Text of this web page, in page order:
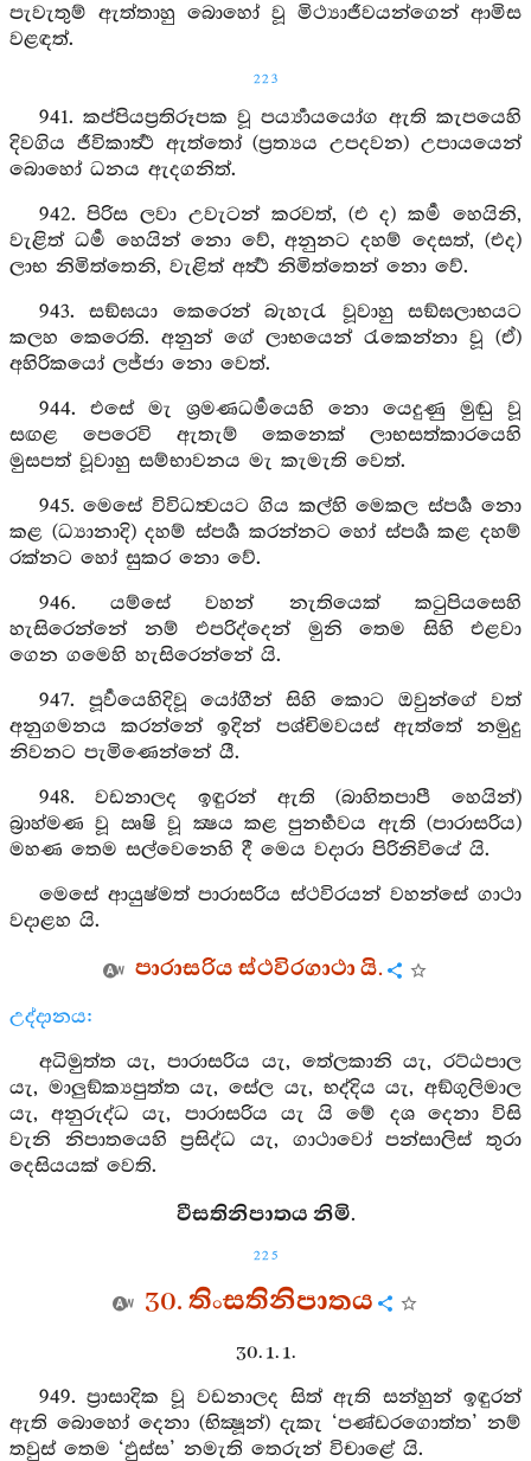
පැවැතුම් ඇත්තාහු බොහෝ වූ මිථ්‍යාජීවයන්ගෙන් ආමිස
වළඳත්.
223
941. කප්පියප්‍රතිරූපක වූ පර්‍ය්‍යායයෝග ඇති කැපයෙහි
දිවගිය ජීවිකාර්‍ත්‍ථ ඇත්තෝ (ප්‍රත්‍යය උපදවන) උපායයෙන්
බොහෝ ධනය ඇදගනිත්.
942. පිරිස ලවා උවැටන් කරවත්, (එ ද) කර්‍ම හෙයිනි,
වැළිත් ධර්‍ම හෙයින් නො වේ, අනුනට දහම් දෙසත්, (එද)
ලාභ නිමිත්තෙනි, වැළිත් අර්‍ත්‍ථ නිමිත්තෙන් නො වේ.
943. සඞ්ඝයා කෙරෙන් බැහැරැ වූවාහු සඞ්ඝලාභයට
කලහ කෙරෙති. අනුන් ගේ ලාභයෙන් රැකෙන්නා වූ (ඒ)
අහිරිකයෝ ලජ්ජා නො වෙත්.
944. එසේ මැ ශ්‍රමණධර්‍මයෙහි නො යෙදුණු මුඬු වූ
සඟළ පෙරෙවි ඇතැම් කෙනෙක් ලාභසත්කාරයෙහි
මුසපත් වූවාහු සම්භාවනය මැ කැමැති වෙත්.
945. මෙසේ විවිධත්‍වයට ගිය කල්හි මෙකල ස්පර්‍ශ නො
කළ (ධ්‍යානාදි) දහම් ස්පර්‍ශ කරන්නට හෝ ස්පර්‍ශ කළ දහම්
රක්නට හෝ සුකර නො වේ.
946. යම්සේ වහන් නැතියෙක් කටුපියසෙහි
හැසිරෙන්නේ නම් එපරිද්දෙන් මුනි තෙම සිහි එළවා
ගෙන ගමෙහි හැසිරෙන්නේ යි.
947. පූර්‍වයෙහිදිවූ යෝගීන් සිහි කොට ඔවුන්ගේ වත්
අනුගමනය කරන්නේ ඉදින් පශ්චිමවයස් ඇත්තේ නමුදු
නිවනට පැමිණෙන්නේ යී.
948. වඩනාලද ඉඳුරන් ඇති (බාහිතපාපී හෙයින්)
බ්‍රාහ්මණ වූ ඍෂි වූ ක්‍ෂය කළ පුනර්‍භවය ඇති (පාරාසරිය)
මහණ තෙම සල්වෙනෙහි දී මෙය වදාරා පිරිනිවියේ යි.
මෙසේ ආයුෂ්මත් පාරාසරිය ස්ථවිරයන් වහන්සේ ගාථා
වදාළහ යි.
පාරාසරිය ස්ථවිරගාථා යි.
උද්දානය:
අධිමුත්ත යැ, පාරාසරිය යැ, තේලකානි යැ, රට්ඨපාල
යැ, මාලුඞ්ක්‍යපුත්ත යැ, සේල යැ, භද්දිය යැ, අඞ්ගුලිමාල
යැ, අනුරුද්ධ යැ, පාරාසරිය යැ යි මේ දශ දෙනා විසි
වැනි නිපාතයෙහි ප්‍රසිද්ධ යැ, ගාථාවෝ පන්සාලිස් තුරා
දෙසියයක් වෙති.
වීසතිනිපාතය නිමි.
225
30. තිංසතිනිපාතය
30. 1. 1.
949. ප්‍රාසාදික වූ වඩනාලද සිත් ඇති සන්හුන් ඉඳුරන්
ඇති බොහෝ දෙනා (භික්‍ෂූන්) දැකැ ‘පණ්ඩරගොත්ත’ නම්
තවුස් තෙම ‘ඵුස්ස’ නමැති තෙරුන් විචාළේ යි.